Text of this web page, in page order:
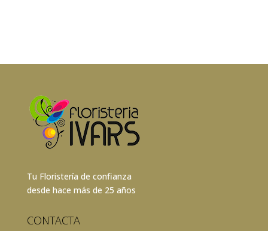
Tu Floristería de confianza
desde hace más de 25 años
CONTACTA